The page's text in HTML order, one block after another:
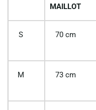
MAILLOT
S 70 cm
M 73 cm